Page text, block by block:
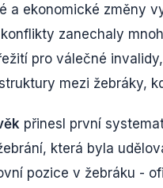
a ekonomické změny
zanechaly
pro válečné
mezi žebráky,
přinesl první
která byla
pozice v žebráku -